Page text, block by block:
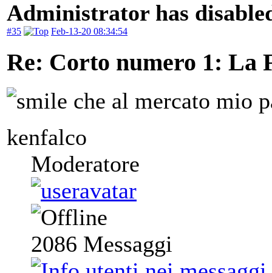
Administrator has
#35 Feb-13-20 08:34:54
Re: Corto numero 1: La
che al mercato mio
kenfalco
Moderatore
2086 Messaggi